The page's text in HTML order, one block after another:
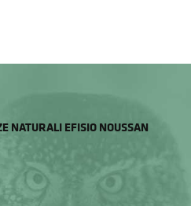
NATURALI EFISIO NOUSSAN